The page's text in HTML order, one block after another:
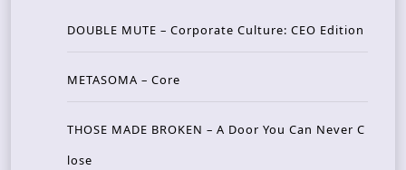
DOUBLE MUTE – Corporate Culture: CEO Edition
METASOMA – Core
THOSE MADE BROKEN – A Door You Can Never C
lose